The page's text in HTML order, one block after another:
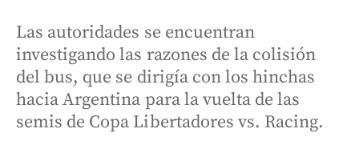
Las autoridades se encuentran
investigando las razones de la colisión
del bus, que se dirigía con los hinchas
hacia Argentina para la vuelta de las
semis de Copa Libertadores vs. Racing.